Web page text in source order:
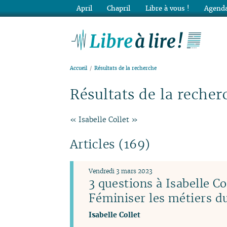
Accueil Résultats de la recherche
Résultats de la
« Isabelle Collet »
Articles (169)
3 questions à Isabelle
Féminiser les métiers
Vendredi 3 mars 2023
Isabelle Collet
April Chapril Libre à vous !